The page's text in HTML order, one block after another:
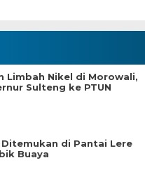
Limbah Nikel di Morowali,
Sulteng ke PTUN
di Pantai Lere
Buaya